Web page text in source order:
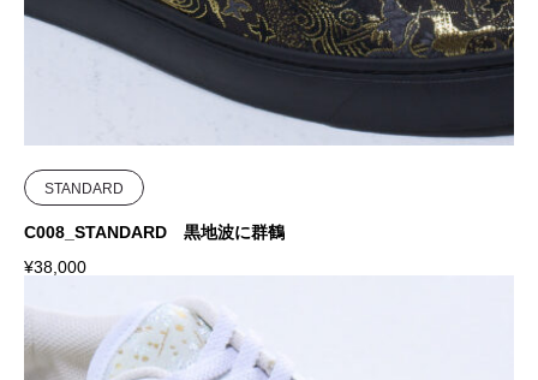
STANDARD
C008_STANDARD 黒地波に群鶴
¥38,000